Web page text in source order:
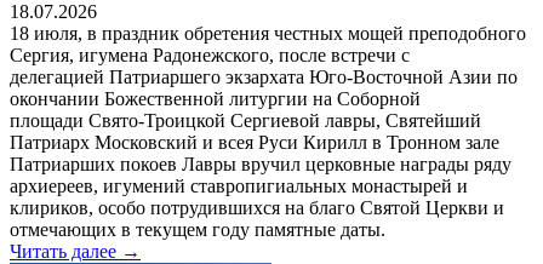
18.07.2026
18 июля, в праздник обретения честных мощей преподобного
Сергия, игумена Радонежского, после встречи с
делегацией Патриаршего экзархата Юго-Восточной Азии по
окончании Божественной литургии на Соборной
площади Свято-Троицкой Сергиевой лавры, Святейший
Патриарх Московский и всея Руси Кирилл в Тронном зале
Патриарших покоев Лавры вручил церковные награды ряду
архиереев, игумений ставропигиальных монастырей и
клириков, особо потрудившихся на благо Святой Церкви и
отмечающих в текущем году памятные даты.
Читать далее →